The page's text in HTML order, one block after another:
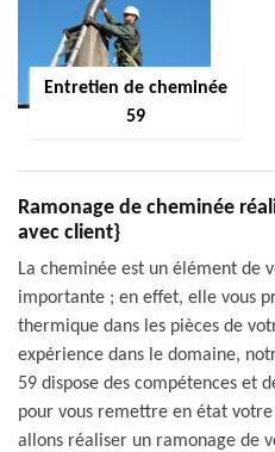
Entretien de cheminée
59
Ramonage de cheminée
avec client}
La cheminée est un élément de
importante ; en effet, elle vous
thermique dans les pièces de
expérience dans le domaine,
59 dispose des compétences et
pour vous remettre en état
allons réaliser un ramonage de